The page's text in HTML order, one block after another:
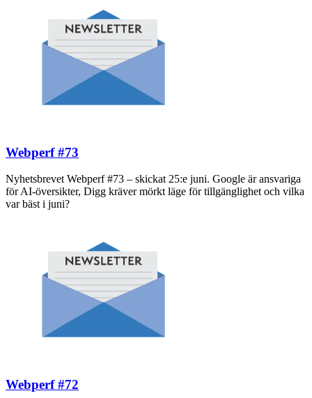
Webperf #73
Nyhetsbrevet Webperf #73 – skickat 25:e juni. Google är ansvariga
för AI-översikter, Digg kräver mörkt läge för tillgänglighet och vilka
var bäst i juni?
Webperf #72